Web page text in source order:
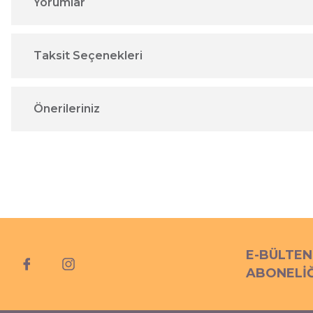
Taksit Seçenekleri
Önerileriniz
E-BÜLTEN